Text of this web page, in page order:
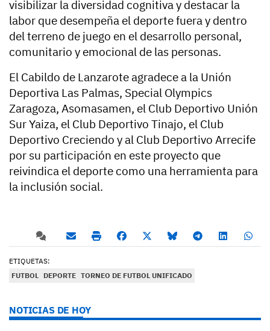
visibilizar la diversidad cognitiva y destacar la
labor que desempeña el deporte fuera y dentro
del terreno de juego en el desarrollo personal,
comunitario y emocional de las personas.
El Cabildo de Lanzarote agradece a la Unión
Deportiva Las Palmas, Special Olympics
Zaragoza, Asomasamen, el Club Deportivo Unión
Sur Yaiza, el Club Deportivo Tinajo, el Club
Deportivo Creciendo y al Club Deportivo Arrecife
por su participación en este proyecto que
reivindica el deporte como una herramienta para
la inclusión social.
ETIQUETAS:
FUTBOL DEPORTE TORNEO DE FUTBOL UNIFICADO
NOTICIAS DE HOY